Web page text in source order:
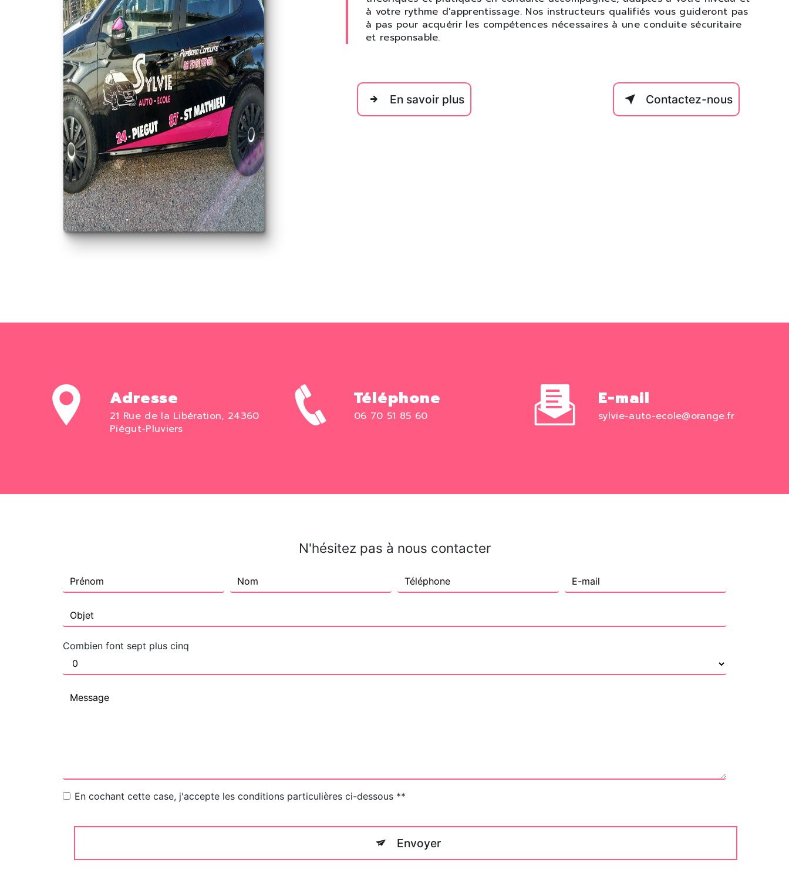
à votre rythme d'apprentissage. Nos instructeurs qualifiés vous guideront pas
à pas pour acquérir les compétences nécessaires à une conduite sécuritaire
et responsable.
En savoir plus Contactez-nous
Adresse
21 Rue de la Libération, 24360
Piégut-Pluviers
Téléphone
06 70 51 85 60
E-mail
sylvie-auto-ecole@orange.fr
N'hésitez pas à nous contacter
Combien font sept plus cinq
En cochant cette case, j'accepte les conditions particulières ci-dessous **
Envoyer